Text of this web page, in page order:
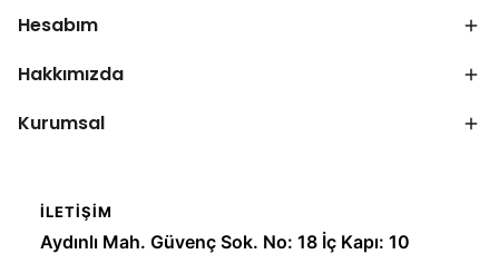
Hesabım
Hakkımızda
Kurumsal
İLETIŞIM
Aydınlı Mah. Güvenç Sok. No: 18 İç Kapı: 10